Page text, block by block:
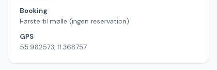
Booking
Første til mølle (ingen reservation)
GPS
55.962573, 11.368757